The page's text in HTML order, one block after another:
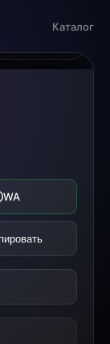
Каталог
WA